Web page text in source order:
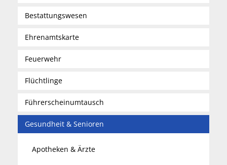
Bestattungswesen
Ehrenamtskarte
Feuerwehr
Flüchtlinge
Führerscheinumtausch
Gesundheit & Senioren
Apotheken & Ärzte